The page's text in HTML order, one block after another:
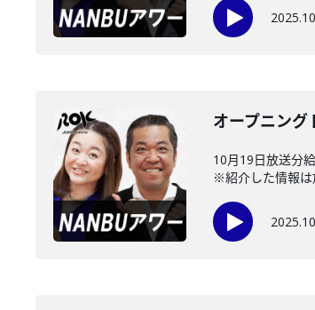
オープニング
10月19日放送分
※紹介した情報は